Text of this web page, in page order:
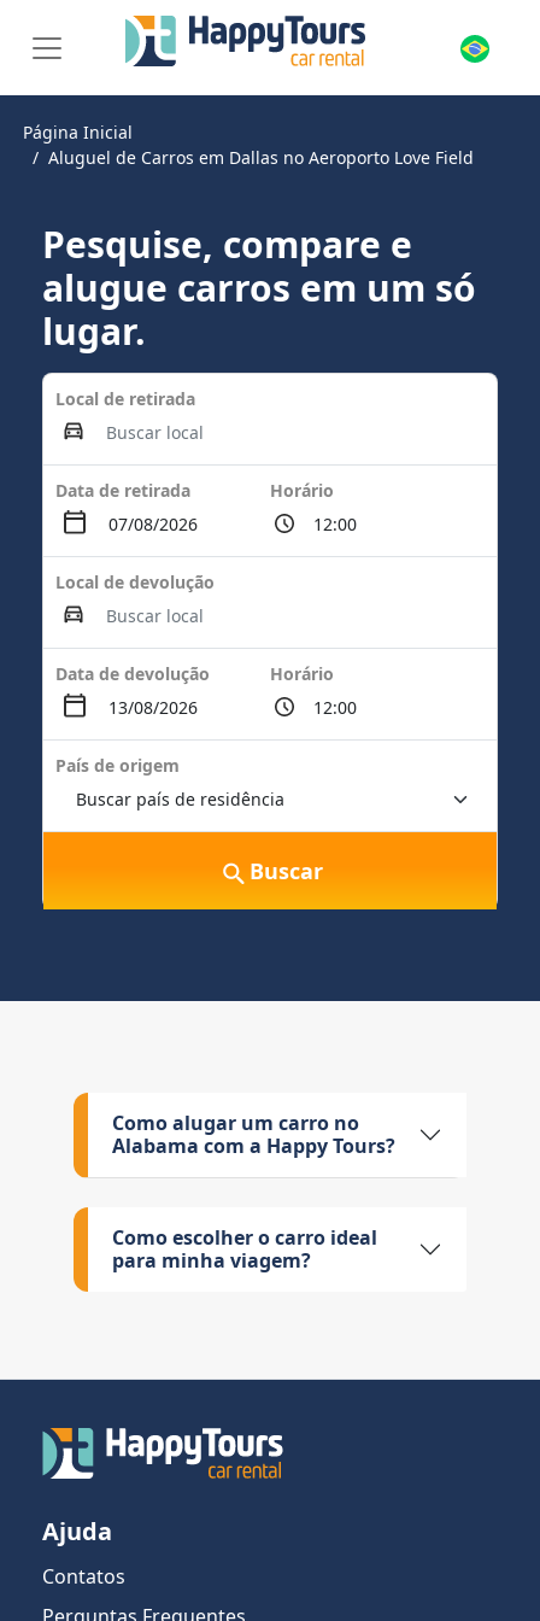
Página Inicial
Aluguel de Carros em Dallas no Aeroporto Love Field
Pesquise, compare e
alugue carros em um só
lugar.
Local de retirada
Data de retirada Horário
Local de devolução
Data de devolução Horário
País de origem
Buscar
Como alugar um carro no
Alabama com a Happy Tours?
Como escolher o carro ideal
para minha viagem?
Ajuda
Contatos